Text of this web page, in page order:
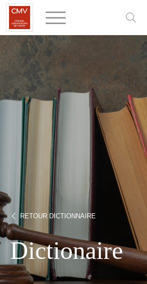
RETOUR DICTIONNAIRE
Dictionaire
Panneau de gestion des cookies